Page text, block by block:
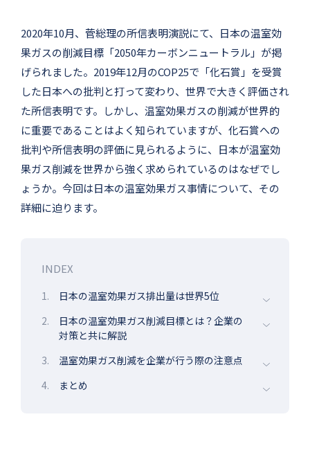
2020年10月、菅総理の所信表明演説にて、日本の温室効
果ガスの削減目標「2050年カーボンニュートラル」が掲
げられました。2019年12月のCOP25で「化石賞」を受賞
した日本への批判と打って変わり、世界で大きく評価され
た所信表明です。しかし、温室効果ガスの削減が世界的
に重要であることはよく知られていますが、化石賞への
批判や所信表明の評価に見られるように、日本が温室効
果ガス削減を世界から強く求められているのはなぜでし
ょうか。今回は日本の温室効果ガス事情について、その
詳細に迫ります。
INDEX
1.
日本の温室効果ガス排出量は世界5位
2.
日本の温室効果ガス削減目標とは？企業の
対策と共に解説
3.
温室効果ガス削減を企業が行う際の注意点
4.
まとめ